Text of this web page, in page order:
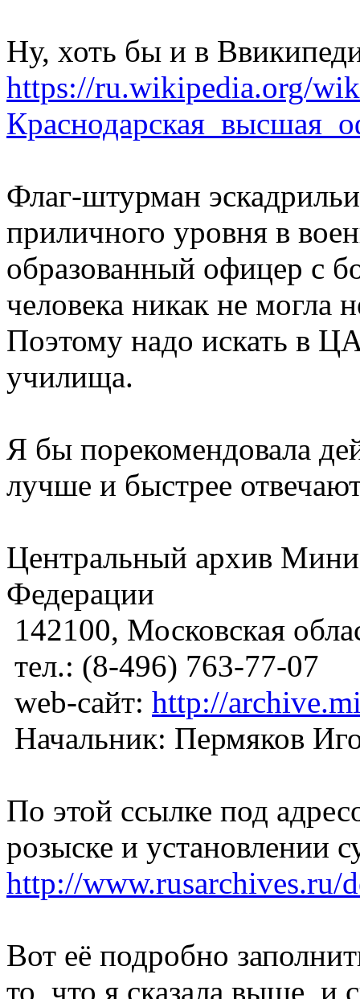
Ну, хоть бы и в
https://ru.wikipedia.org/
Флаг-штурман
приличного уровня в
образованный офицер с
человека никак не могла
Поэтому надо искать в
училища.
Я бы порекомендовала
лучше и быстрее
Центральный архив
Федерации
142100, Московская
тел.: (8-496) 763-77-07
web-сайт: http://
Начальник: Пермяков
По этой ссылке под
розыске и установлении
http://www.rusarchives.ru/
Вот её подробно
то, что я сказала выше, и